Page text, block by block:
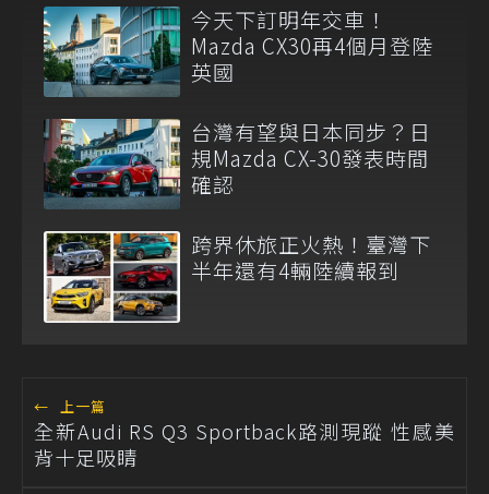
今天下訂明年交車！
Mazda CX30再4個月登陸
英國
台灣有望與日本同步？日
規Mazda CX-30發表時間
確認
跨界休旅正火熱！臺灣下
半年還有4輛陸續報到
← 上一篇
全新Audi RS Q3 Sportback路測現蹤 性感美
背十足吸睛